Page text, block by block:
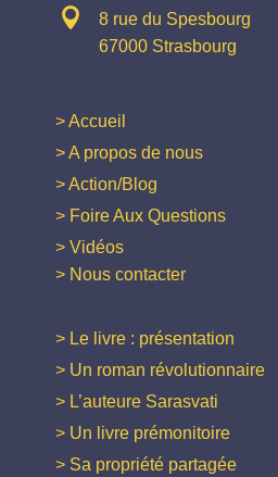

8 rue du Spesbourg
67000 Strasbourg
> Accueil
> A propos de nous
> Action/Blog
> Foire Aux Questions
> Vidéos
> Nous contacter
> Le livre : présentation
> Un roman révolutionnaire
> L’auteure Sarasvati
> Un livre prémonitoire
> Sa propriété partagée